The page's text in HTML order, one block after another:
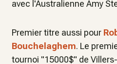
avec l'Australienne Amy
Premier titre aussi pour
Bouchelaghem. Le
tournoi "15000$" de